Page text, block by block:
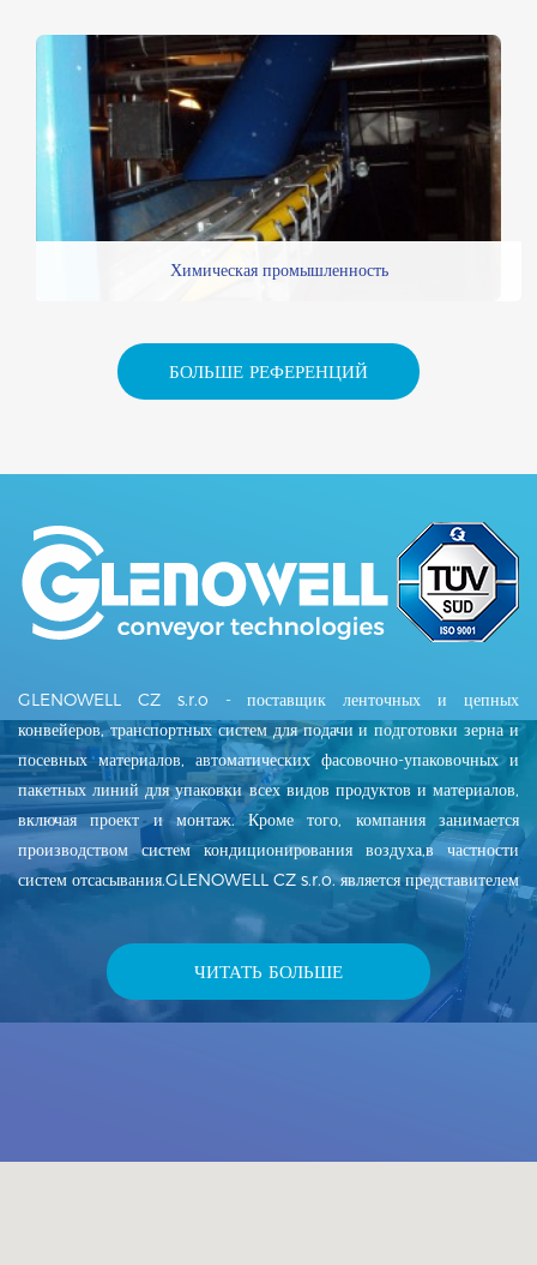
Химическая промышленность
БОЛЬШЕ РЕФЕРЕНЦИЙ
GLENOWELL CZ s.r.o - поставщик ленточных и цепных
конвейеров, транспортных систем для подачи и подготовки зерна и
посевных материалов, автоматических фасовочно-упаковочных и
пакетных линий для упаковки всех видов продуктов и материалов,
включая проект и монтаж. Кроме того, компания занимается
производством систем кондиционирования воздуха,в частности
систем отсасывания.GLENOWELL CZ s.r.o. является представителем
датской фирмы JKF Industri A/S в Чешской Республике. Эта
компания изготовляет трубы, вентиляторы, циклоны, фильтры и
другие продукты, входящие в сферу вентиляционной техники. У
компании GLENOWELL CZ s.r.o. несколько лет традиции
производства и с момента основания компании в 1996 году она
ЧИТАТЬ БОЛЬШЕ